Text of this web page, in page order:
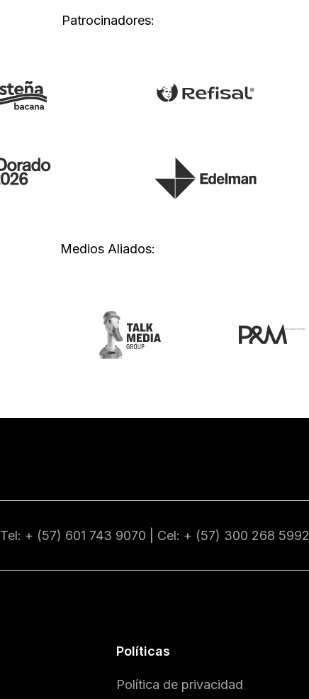
Patrocinadores:
Medios Aliados:
Tel: + (57) 601 743 9070 | Cel: + (57) 300 268 5992
Políticas
Política de privacidad